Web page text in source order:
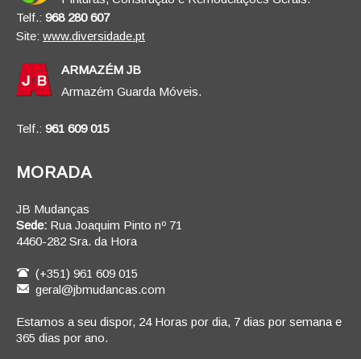
Telf.: 968 280 607
Site: www.diversidade.pt
ARMAZÉM JB
Armazém Guarda Móveis.
Telf.: 961 609 015
MORADA
JB Mudanças
Sede: Rua Joaquim Pinto nº 71
4460-282 Sra. da Hora
(+351) 961 609 015
geral@jbmudancas.com
Estamos a seu dispor, 24 Horas por dia, 7 dias por semana e
365 dias por ano.